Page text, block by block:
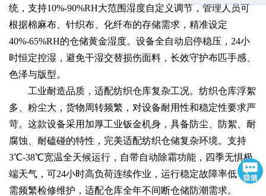
统，支持10%-90%RH大范围湿度自定义调节，管理人员可
根据棉麻布、针织布、化纤布的存储需求，精准设定
40%-65%RH的仓储黄金湿度。设备全自动启停稳压，24小
时恒定控湿，避免干湿交替损伤面料，长效守护布匹手感、
色泽与版型。
工业耐造品质，适配纺织仓库复杂工况。纺织仓库浮絮
多、粉尘大，货物周转频繁，对设备耐用性和稳定性要求严
苛。这款设备采用加厚工业钣金机身，具备防尘、防絮、耐
腐蚀、耐磕碰的特性，完美适配纺织仓储复杂环境。支持
3℃-38℃宽温全天候运行，自带自动除霜功能，四季无惧极
端天气，可24小时高负荷连续作业，运行稳定故障率低，无
需频繁检修维护，适配仓库全年不间断仓储防潮需求。